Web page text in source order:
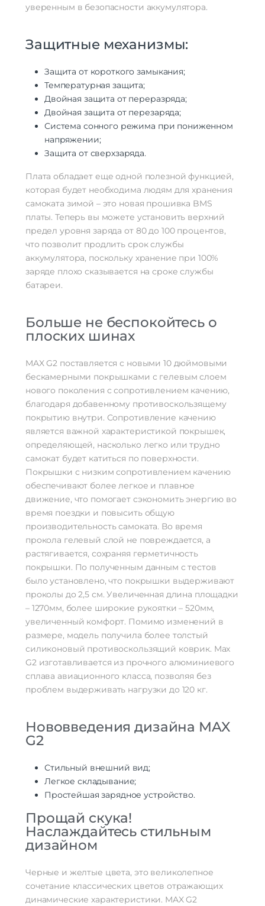
уверенным в безопасности аккумулятора.
Защитные механизмы:
Защита от короткого замыкания;
Температурная защита;
Двойная защита от переразряда;
Двойная защита от перезаряда;
Система сонного режима при пониженном
напряжении;
Защита от сверхзаряда.
Плата обладает еще одной полезной функцией,
которая будет необходима людям для хранения
самоката зимой – это новая прошивка BMS
платы. Теперь вы можете установить верхний
предел уровня заряда от 80 до 100 процентов,
что позволит продлить срок службы
аккумулятора, поскольку хранение при 100%
заряде плохо сказывается на сроке службы
батареи.
Больше не беспокойтесь о
плоских шинах
MAX G2 поставляется с новыми 10 дюймовыми
бескамерными покрышками с гелевым слоем
нового поколения с сопротивлением качению,
благодаря добавенному противоскользящему
покрытию внутри. Сопротивление качению
является важной характеристикой покрышек,
определяющей, насколько легко или трудно
самокат будет катиться по поверхности.
Покрышки с низким сопротивлением качению
обеспечивают более легкое и плавное
движение, что помогает сэкономить энергию во
время поездки и повысить общую
производительность самоката. Во время
прокола гелевый слой не повреждается, а
растягивается, сохраняя герметичность
покрышки. По полученным данным с тестов
было установлено, что покрышки выдерживают
проколы до 2,5 см. Увеличенная длина площадки
– 1270мм, более широкие рукоятки – 520мм,
увеличенный комфорт. Помимо изменений в
размере, модель получила более толстый
силиконовый противоскользящий коврик. Max
G2 изготавливается из прочного алюминиевого
сплава авиационного класса, позволяя без
проблем выдерживать нагрузки до 120 кг.
Нововведения дизайна MAX
G2
Стильный внешний вид;
Легкое складывание;
Простейшая зарядное устройство.
Прощай скука!
Наслаждайтесь стильным
дизайном
Черные и желтые цвета, это великолепное
сочетание классических цветов отражающих
динамические характеристики. MAX G2